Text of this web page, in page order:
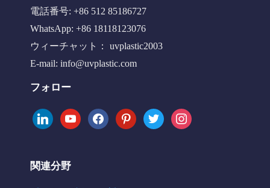
電話番号: +86 512 85186727
WhatsApp: +86 18118123076
ウィーチャット： uvplastic2003
E-mail: info@uvplastic.com
フォロー
linkedinyoutubefacebookpinteresttwitter instagram
関連分野